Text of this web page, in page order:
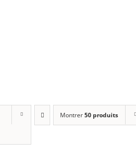
Montrer50 produits